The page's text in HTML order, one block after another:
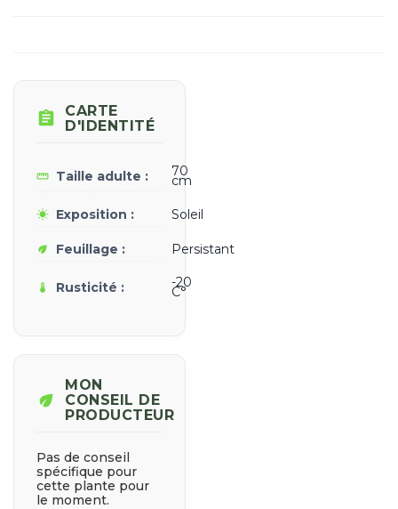

CARTE
D'IDENTITÉ
straighten Taille adulte : 70
cm
wb_sunny Exposition : Soleil
eco Feuillage : Persistant
thermostat Rusticité : -20
C°
eco
MON
CONSEIL DE
PRODUCTEUR
Pas de conseil
spécifique pour
cette plante pour
le moment.